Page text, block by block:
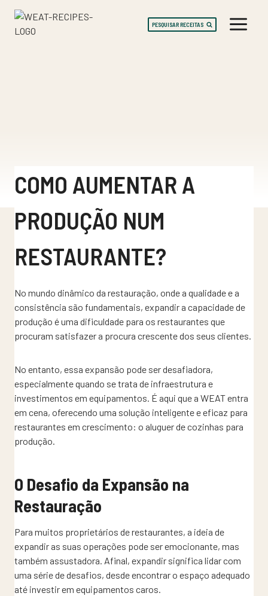
content
PESQUISAR RECEITAS
COMO AUMENTAR A
PRODUÇÃO NUM
RESTAURANTE?
No mundo dinâmico da restauração, onde a qualidade e a
consistência são fundamentais, expandir a capacidade de
produção é uma dificuldade para os restaurantes que
procuram satisfazer a procura crescente dos seus clientes.
No entanto, essa expansão pode ser desafiadora,
especialmente quando se trata de infraestrutura e
investimentos em equipamentos. É aqui que a WEAT entra
em cena, oferecendo uma solução inteligente e eficaz para
restaurantes em crescimento: o aluguer de cozinhas para
produção.
O Desafio da Expansão na
Restauração
Para muitos proprietários de restaurantes, a ideia de
expandir as suas operações pode ser emocionante, mas
também assustadora. Afinal, expandir significa lidar com
uma série de desafios, desde encontrar o espaço adequado
até investir em equipamentos caros.